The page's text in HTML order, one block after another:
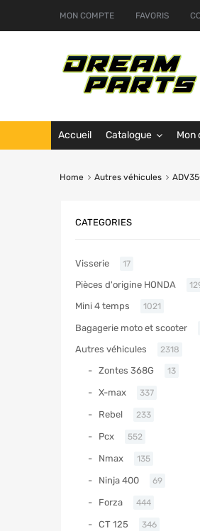
MON COMPTE FAVORIS
Accueil Catalogue Mon
Home Autres véhicules
CATEGORIES
Visserie 17
Pièces d'origine HONDA
Mini 4 temps 1021
Bagagerie moto et scooter
Autres véhicules 2318
Zontes 368G 13
X-max 337
Rebel 233
Pcx 552
Nmax 135
Ninja 400 69
Forza 444
CT 125 346